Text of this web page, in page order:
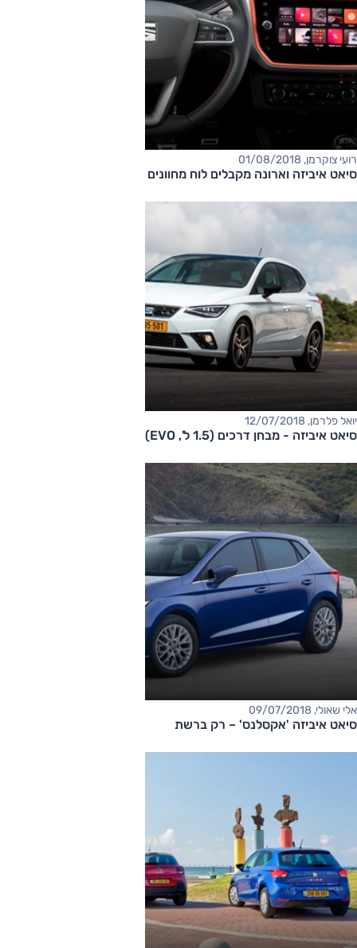
רועי צוקרמן, 01/08/2018
סיאט איביזה וארונה מקבלים לוח מחוונים דיגיטלי
יואל פלרמן, 12/07/2018
סיאט איביזה - מבחן דרכים (1.5 ל', EVO)
אלי שאולי, 09/07/2018
סיאט איביזה 'אקסלנס' – רק ברשת